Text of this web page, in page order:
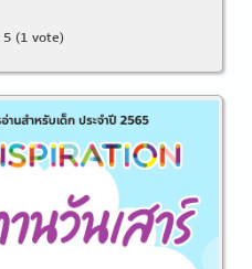
5 (1 vote)